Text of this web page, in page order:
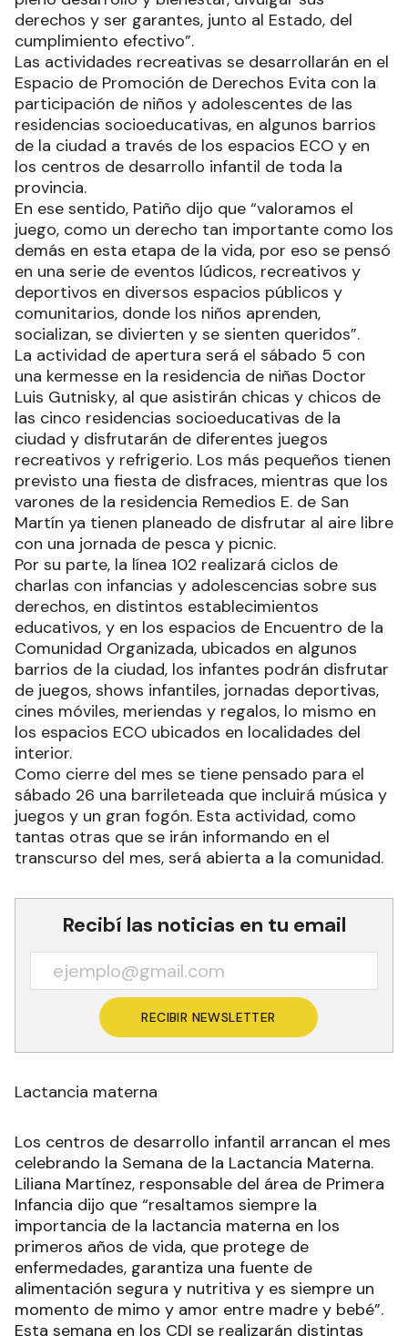
derechos y ser garantes, junto al Estado, del
cumplimiento efectivo”.
Las actividades recreativas se desarrollarán en el
Espacio de Promoción de Derechos Evita con la
participación de niños y adolescentes de las
residencias socioeducativas, en algunos barrios
de la ciudad a través de los espacios ECO y en
los centros de desarrollo infantil de toda la
provincia.
En ese sentido, Patiño dijo que “valoramos el
juego, como un derecho tan importante como los
demás en esta etapa de la vida, por eso se pensó
en una serie de eventos lúdicos, recreativos y
deportivos en diversos espacios públicos y
comunitarios, donde los niños aprenden,
socializan, se divierten y se sienten queridos”.
La actividad de apertura será el sábado 5 con
una kermesse en la residencia de niñas Doctor
Luis Gutnisky, al que asistirán chicas y chicos de
las cinco residencias socioeducativas de la
ciudad y disfrutarán de diferentes juegos
recreativos y refrigerio. Los más pequeños tienen
previsto una fiesta de disfraces, mientras que los
varones de la residencia Remedios E. de San
Martín ya tienen planeado de disfrutar al aire libre
con una jornada de pesca y picnic.
Por su parte, la línea 102 realizará ciclos de
charlas con infancias y adolescencias sobre sus
derechos, en distintos establecimientos
educativos, y en los espacios de Encuentro de la
Comunidad Organizada, ubicados en algunos
barrios de la ciudad, los infantes podrán disfrutar
de juegos, shows infantiles, jornadas deportivas,
cines móviles, meriendas y regalos, lo mismo en
los espacios ECO ubicados en localidades del
interior.
Como cierre del mes se tiene pensado para el
sábado 26 una barrileteada que incluirá música y
juegos y un gran fogón. Esta actividad, como
tantas otras que se irán informando en el
transcurso del mes, será abierta a la comunidad.
Recibí las noticias en tu email
RECIBIR NEWSLETTER
Lactancia materna
Los centros de desarrollo infantil arrancan el mes
celebrando la Semana de la Lactancia Materna.
Liliana Martínez, responsable del área de Primera
Infancia dijo que “resaltamos siempre la
importancia de la lactancia materna en los
primeros años de vida, que protege de
enfermedades, garantiza una fuente de
alimentación segura y nutritiva y es siempre un
momento de mimo y amor entre madre y bebé”.
Esta semana en los CDI se realizarán distintas